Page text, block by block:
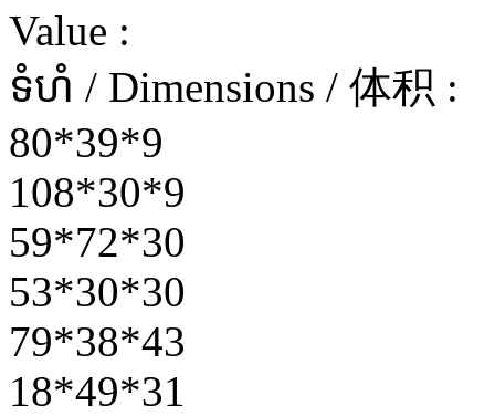
Value :
ទំហំ / Dimensions / 体积 :
80*39*9
108*30*9
59*72*30
53*30*30
79*38*43
18*49*31